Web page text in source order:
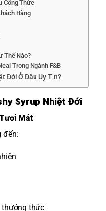
Công Thức
Hàng
Thế Nào?
Trong Ngành F&B
Đới Ở Đâu Uy Tín?
Syrup Nhiệt Đới
Mát
đến:
thưởng thức